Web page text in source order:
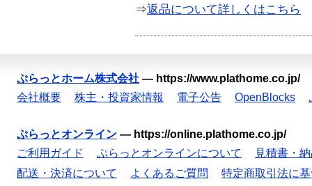
⇒返品について詳しくはこちら
ぷらっとホーム株式会社 — https://www.plathome.co.jp/
会社概要
株主・投資家情報 電子公告 OpenBlocks
ぷらっとオンライン — https://online.plathome.co.jp/
ご利用ガイド
ぷらっとオンラインについて
見積書・
配送・決済について
よくあるご質問
特定商取引法に